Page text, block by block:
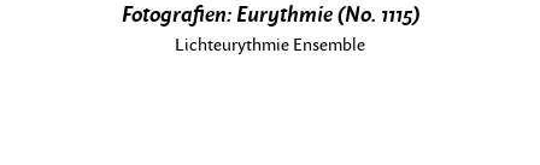
Fotografien: Eurythmie (No. 1115)
Lichteurythmie Ensemble